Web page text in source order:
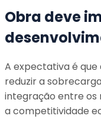
Obra deve
A expectativa é
reduzir a
integração entre os
a competitividade